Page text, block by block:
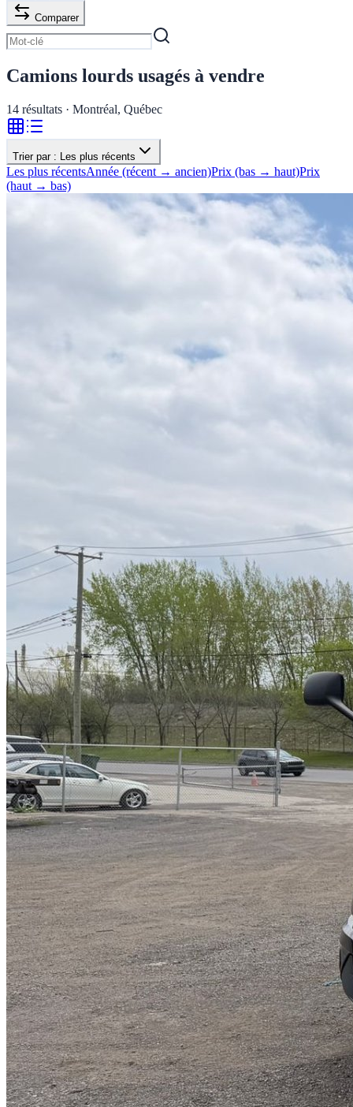
Comparer
Camions lourds usagés à vendre
14 résultats · Montréal, Québec
Trier par : Les plus récents
Les plus récentsAnnée (récent → ancien)Prix (bas → haut)Prix
(haut → bas)